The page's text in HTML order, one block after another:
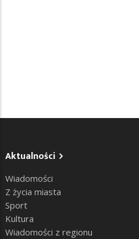
Aktualności
Wiadomości
Z życia miasta
Sport
Kultura
Wiadomości z regionu